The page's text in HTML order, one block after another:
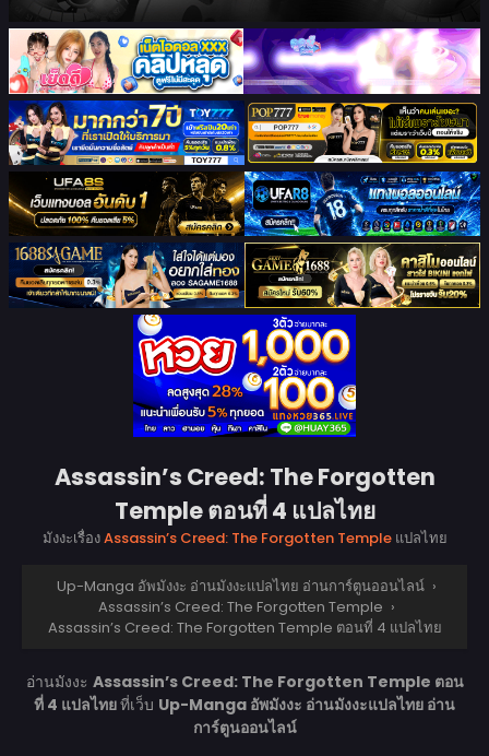
Assassin’s Creed: The Forgotten
Temple ตอนที่ 4 แปลไทย
มังงะเรื่องAssassin’s Creed: The Forgotten Templeแปลไทย
Up-Manga อัพมังงะ อ่านมังงะแปลไทย อ่านการ์ตูนออนไลน์ ›
Assassin’s Creed: The Forgotten Temple ›
Assassin’s Creed: The Forgotten Temple ตอนที่ 4 แปลไทย
อ่านมังงะ Assassin’s Creed: The Forgotten Temple ตอน
ที่ 4 แปลไทยที่เว็บ Up-Manga อัพมังงะ อ่านมังงะแปลไทย อ่าน
การ์ตูนออนไลน์